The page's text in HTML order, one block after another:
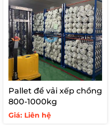
Pallet để vải xếp chồng
800-1000kg
Giá: Liên hệ